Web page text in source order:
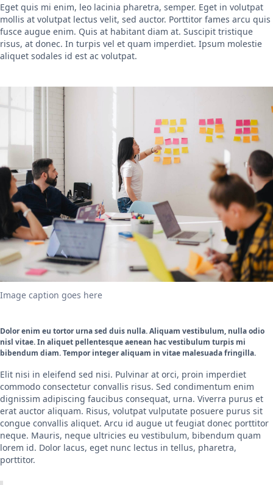
Eget quis mi enim, leo lacinia pharetra, semper. Eget in volutpat
mollis at volutpat lectus velit, sed auctor. Porttitor fames arcu quis
fusce augue enim. Quis at habitant diam at. Suscipit tristique
risus, at donec. In turpis vel et quam imperdiet. Ipsum molestie
aliquet sodales id est ac volutpat.
Image caption goes here
Dolor enim eu tortor urna sed duis nulla. Aliquam vestibulum, nulla odio
nisl vitae. In aliquet pellentesque aenean hac vestibulum turpis mi
bibendum diam. Tempor integer aliquam in vitae malesuada fringilla.
Elit nisi in eleifend sed nisi. Pulvinar at orci, proin imperdiet
commodo consectetur convallis risus. Sed condimentum enim
dignissim adipiscing faucibus consequat, urna. Viverra purus et
erat auctor aliquam. Risus, volutpat vulputate posuere purus sit
congue convallis aliquet. Arcu id augue ut feugiat donec porttitor
neque. Mauris, neque ultricies eu vestibulum, bibendum quam
lorem id. Dolor lacus, eget nunc lectus in tellus, pharetra,
porttitor.